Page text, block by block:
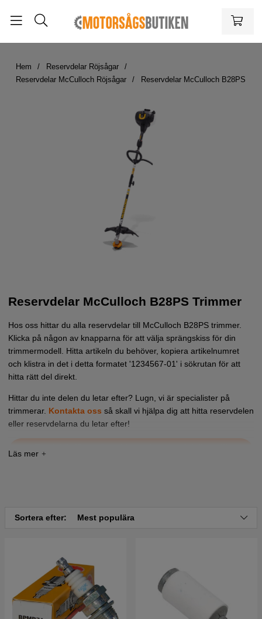
Hem
Reservdelar Röjsågar
Reservdelar McCulloch Röjsågar
Reservdelar McCulloch B28PS
Reservdelar McCulloch B28PS Trimmer
Hos oss hittar du alla reservdelar till McCulloch B28PS trimmer.
Klicka på någon av knapparna för att välja sprängskiss för din
trimmermodell. Hitta artikeln du behöver, kopiera artikelnumret
och klistra in det i detta formatet '1234567-01' i sökrutan för att
hitta rätt del direkt.
Hittar du inte delen du letar efter? Lugn, vi är specialister på
trimmerar. Kontakta oss så skall vi hjälpa dig att hitta reservdelen
eller reservdelarna du letar efter!
Sortera efter: Mest populära